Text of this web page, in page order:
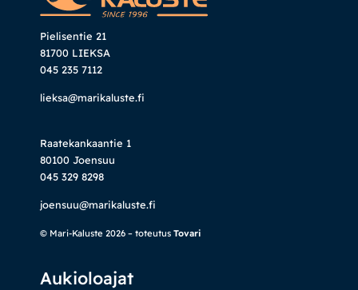
Pielisentie 21
81700 LIEKSA
045 235 7112
lieksa@marikaluste.fi
Raatekankaantie 1
80100 Joensuu
045 329 8298
joensuu@marikaluste.fi
© Mari-Kaluste 2026 – toteutus Tovari
Aukioloajat